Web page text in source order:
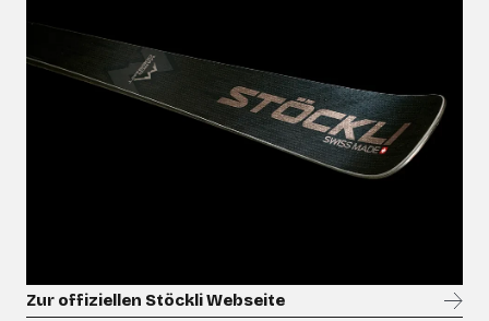
Zur offiziellen Stöckli Webseite